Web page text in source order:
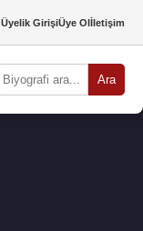
Üyelik GirişiÜye Olİletişim
Ara